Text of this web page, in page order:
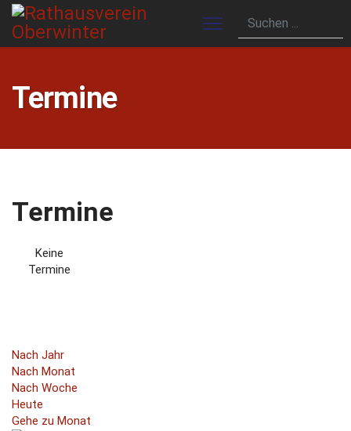
Termine
Termine
Keine
Termine
Nach Jahr
Nach Monat
Nach Woche
Heute
Gehe zu Monat